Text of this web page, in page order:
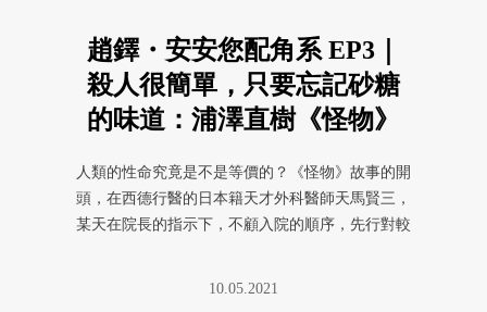
趙鐸・安安您配角系 EP3｜
殺人很簡單，只要忘記砂糖
的味道：浦澤直樹《怪物》
人類的性命究竟是不是等價的？《怪物》故事的開
頭，在西德行醫的日本籍天才外科醫師天馬賢三，
某天在院長的指示下，不顧入院的順序，先行對較
10.05.2021